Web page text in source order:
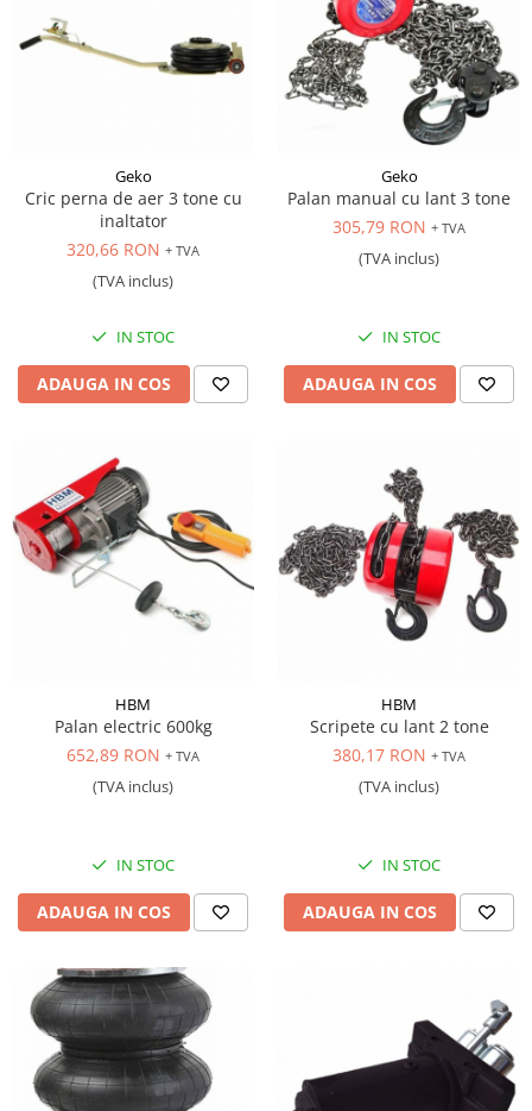
Geko
Cric perna de aer 3 tone cu
inaltator
320,66 RON + TVA
(TVA inclus)
IN STOC
ADAUGA IN COS
Geko
Palan manual cu lant 3 tone
305,79 RON + TVA
(TVA inclus)
IN STOC
ADAUGA IN COS
HBM
Palan electric 600kg
652,89 RON + TVA
(TVA inclus)
IN STOC
ADAUGA IN COS
HBM
Scripete cu lant 2 tone
380,17 RON + TVA
(TVA inclus)
IN STOC
ADAUGA IN COS